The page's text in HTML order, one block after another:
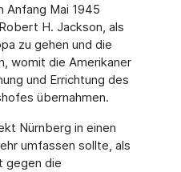
Anfang Mai 1945
H. Jackson, als
zu gehen und die
womit die Amerikaner
und Errichtung des
übernahmen.
Nürnberg in einen
umfassen sollte, als
gegen die